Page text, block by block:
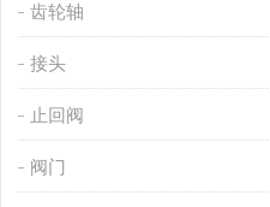
齿轮轴
接头
止回阀
阀门